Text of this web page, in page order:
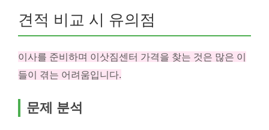
견적 비교 시 유의점
이사를 준비하며 이삿짐센터 가격을 찾는 것은 많은 이
들이 겪는 어려움입니다.
문제 분석